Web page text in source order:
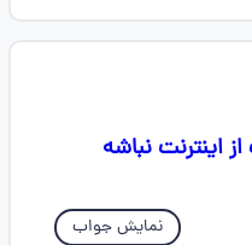
نمایش جواب